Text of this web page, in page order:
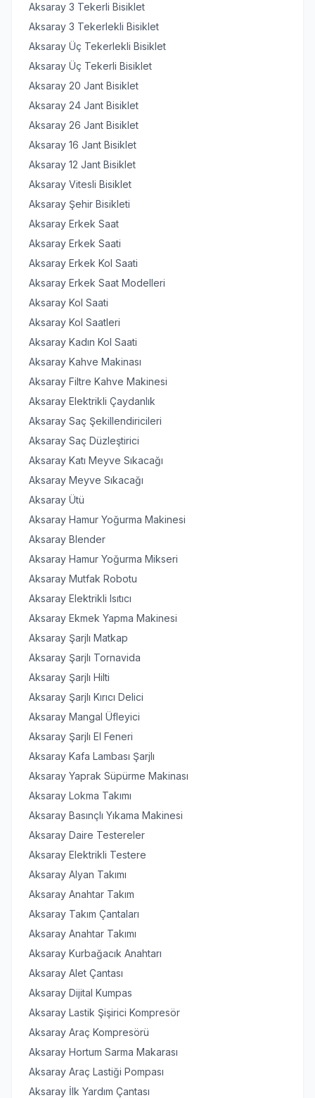
Aksaray 3 Tekerli Bisiklet
Aksaray 3 Tekerlekli Bisiklet
Aksaray Üç Tekerlekli Bisiklet
Aksaray Üç Tekerli Bisiklet
Aksaray 20 Jant Bisiklet
Aksaray 24 Jant Bisiklet
Aksaray 26 Jant Bisiklet
Aksaray 16 Jant Bisiklet
Aksaray 12 Jant Bisiklet
Aksaray Vitesli Bisiklet
Aksaray Şehir Bisikleti
Aksaray Erkek Saat
Aksaray Erkek Saati
Aksaray Erkek Kol Saati
Aksaray Erkek Saat Modelleri
Aksaray Kol Saati
Aksaray Kol Saatleri
Aksaray Kadın Kol Saati
Aksaray Kahve Makinası
Aksaray Filtre Kahve Makinesi
Aksaray Elektrikli Çaydanlık
Aksaray Saç Şekillendiricileri
Aksaray Saç Düzleştirici
Aksaray Katı Meyve Sıkacağı
Aksaray Meyve Sıkacağı
Aksaray Ütü
Aksaray Hamur Yoğurma Makinesi
Aksaray Blender
Aksaray Hamur Yoğurma Mikseri
Aksaray Mutfak Robotu
Aksaray Elektrikli Isıtıcı
Aksaray Ekmek Yapma Makinesi
Aksaray Şarjlı Matkap
Aksaray Şarjlı Tornavida
Aksaray Şarjlı Hilti
Aksaray Şarjlı Kırıcı Delici
Aksaray Mangal Üfleyici
Aksaray Şarjlı El Feneri
Aksaray Kafa Lambası Şarjlı
Aksaray Yaprak Süpürme Makinası
Aksaray Lokma Takımı
Aksaray Basınçlı Yıkama Makinesi
Aksaray Daire Testereler
Aksaray Elektrikli Testere
Aksaray Alyan Takımı
Aksaray Anahtar Takım
Aksaray Takım Çantaları
Aksaray Anahtar Takımı
Aksaray Kurbağacık Anahtarı
Aksaray Alet Çantası
Aksaray Dijital Kumpas
Aksaray Lastik Şişirici Kompresör
Aksaray Araç Kompresörü
Aksaray Hortum Sarma Makarası
Aksaray Araç Lastiği Pompası
Aksaray İlk Yardım Çantası